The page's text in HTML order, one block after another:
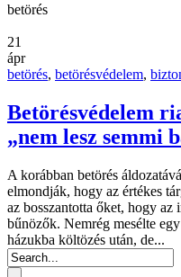
betörés
21
ápr
betörés, betörésvédelem,
Betörésvédelem
„nem lesz semmi
A korábban betörés
elmondják, hogy az értékes
az bosszantotta őket, hogy az
bűnözők. Nemrég mesélte
házukba költözés után, de...